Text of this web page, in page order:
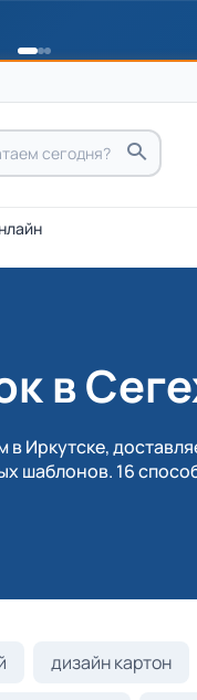
в
в Иркутске,
шаблонов. 16
дизайн картон